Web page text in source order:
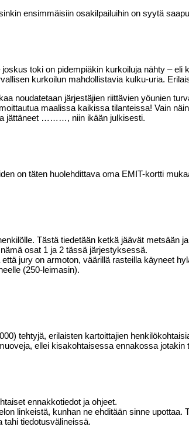
ensimmäisiin osakilpailuihin on syytä
toki on pidempiäkin kurkoiluja nähty –
kurkoilun mahdollistavia kulku-uria.
noudatetaan järjestäjien riittävien yöunien
maalissa kaikissa tilanteissa! Vain
jättäneet ………, niin ikään julkisesti.
on täten huolehdittava oma EMIT-kortti
Tästä tiedetään ketkä jäävät metsään
osat 1 ja 2 tässä järjestyksessä.
jury on armoton, väärillä rasteilla käyneet
(250-leimasin).
tehtyjä, erilaisten kartoittajien
ellei kisakohtaisessa ennakossa jotakin
ennakkotiedot ja ohjeet.
linkeistä, kunhan ne ehditään sinne
tiedotusvälineissä.